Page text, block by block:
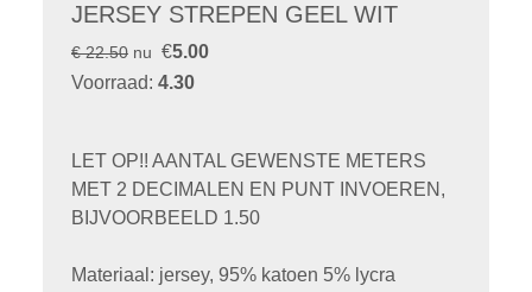
JERSEY STREPEN GEEL WIT
€ 22.50 nu €5.00
Voorraad: 4.30
LET OP!! AANTAL GEWENSTE METERS
MET 2 DECIMALEN EN PUNT INVOEREN,
BIJVOORBEELD 1.50
Materiaal: jersey, 95% katoen 5% lycra